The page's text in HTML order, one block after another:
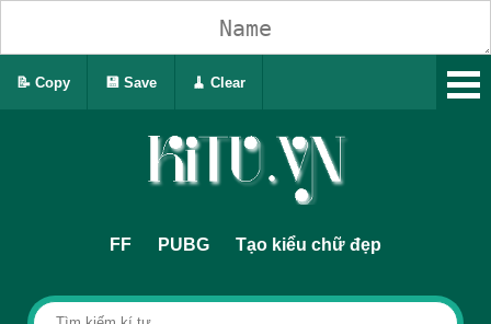
FF PUBG Tạo kiểu chữ đẹp
📝 Copy 💾 Save 🧹 Clear